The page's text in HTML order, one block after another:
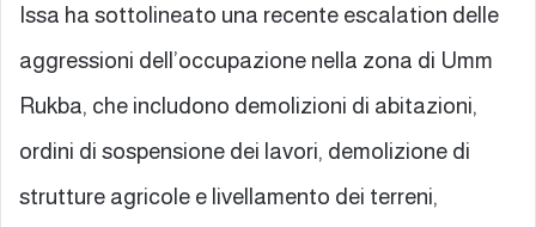
Issa ha sottolineato una recente escalation delle
aggressioni dell’occupazione nella zona di Umm
Rukba, che includono demolizioni di abitazioni,
ordini di sospensione dei lavori, demolizione di
strutture agricole e livellamento dei terreni,